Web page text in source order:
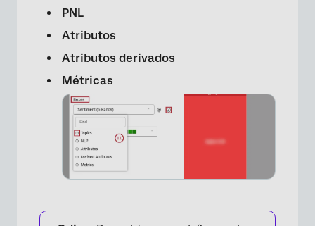
PNL
Atributos
Atributos derivados
Métricas